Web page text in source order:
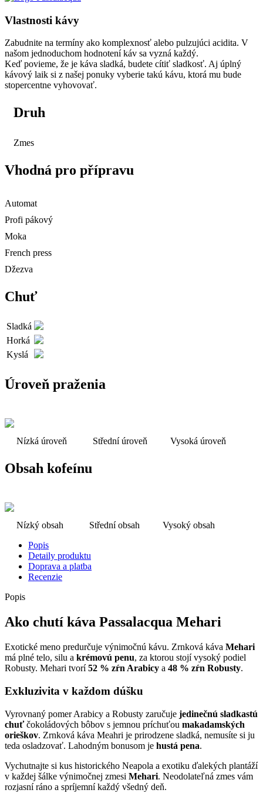
Vlastnosti kávy
Zabudnite na termíny ako komplexnosť alebo pulzujúci acidita. V
našom jednoduchom hodnotení káv sa vyzná každý.
Keď povieme, že je káva sladká, budete cítiť sladkosť. Aj úplný
kávový laik si z našej ponuky vyberie takú kávu, ktorá mu bude
stopercentne vyhovovať.
Druh
Zmes
Vhodná pro přípravu
Automat
Profi pákový
Moka
French press
Džezva
Chuť
Sladká
Horká
Kyslá
Úroveň praženia
Nízká úroveň Střední úroveň Vysoká úroveň
Obsah kofeínu
Nízký obsah Střední obsah
Vysoký obsah
Popis
Detaily produktu
Doprava a platba
Recenzie
Popis
Ako chutí káva Passalacqua Mehari
Exotické meno predurčuje výnimočnú kávu. Zrnková káva Mehari
má plné telo, silu a krémovú penu, za ktorou stojí vysoký podiel
Robusty. Mehari tvorí52 % zŕn Arabicy a 48 % zŕn Robusty.
Exkluzivita v každom dúšku
Vyrovnaný pomer Arabicy a Robusty zaručuje jedinečnú sladkastú
chuťčokoládových bôbov s jemnou príchuťou makadamských
orieškov. Zrnková káva Meahri je prirodzene sladká, nemusíte si ju
teda osladzovať. Lahodným bonusom je hustá pena.
Vychutnajte si kus historického Neapola a exotiku ďalekých plantáží
v každej šálke výnimočnej zmesi Mehari. Neodolateľná zmes vám
rozjasní ráno a spríjemní každý všedný deň.